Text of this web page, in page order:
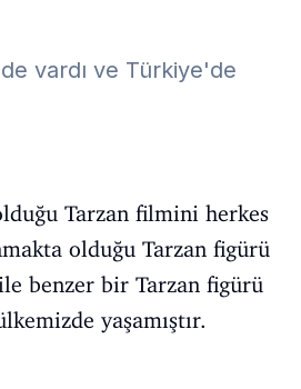
vardı ve Türkiye'de
Tarzan filmini herkes
olduğu Tarzan figürü
benzer bir Tarzan figürü
yaşamıştır.